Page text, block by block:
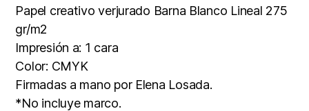
Papel creativo verjurado Barna Blanco Lineal 275
gr/m2
Impresión a: 1 cara
Color: CMYK
Firmadas a mano por Elena Losada.
*No incluye marco.